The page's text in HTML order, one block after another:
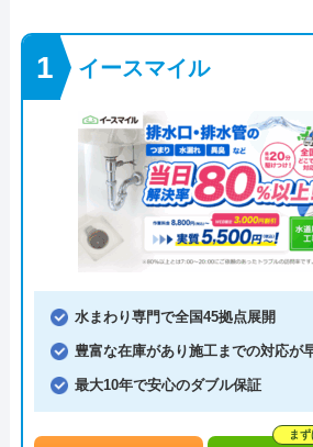
イースマイル
水まわり専門で全国45拠点展開
豊富な在庫があり施工までの対応が
最大10年で安心のダブル保証
ま